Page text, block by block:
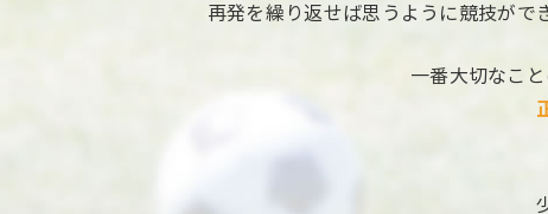
再発を繰り返せば思うように競技がで
一番大切なこと